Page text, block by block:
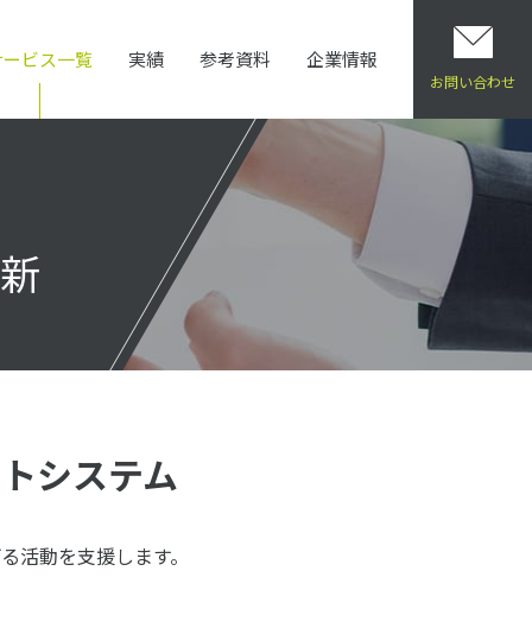
ビス一覧 実績 参考資料 企業情報
お問い合わせ
サービス一覧 環境マネジメントシステム（ISO14001）認証取得・更新
システム
活動を支援します。